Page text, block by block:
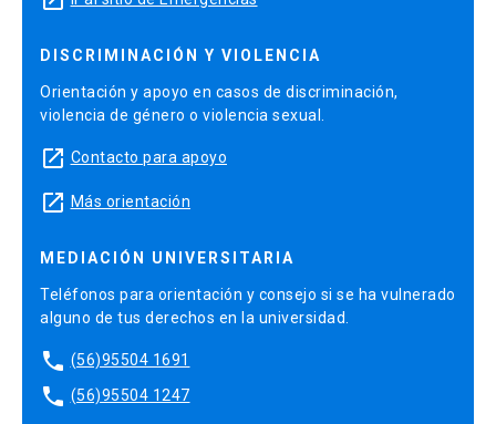
DISCRIMINACIÓN Y VIOLENCIA
Orientación y apoyo en casos de discriminación,
violencia de género o violencia sexual.
launch Contacto para apoyo
launch Más orientación
MEDIACIÓN UNIVERSITARIA
Teléfonos para orientación y consejo si se ha vulnerado
alguno de tus derechos en la universidad.
phone (56)95504 1691
phone (56)95504 1247